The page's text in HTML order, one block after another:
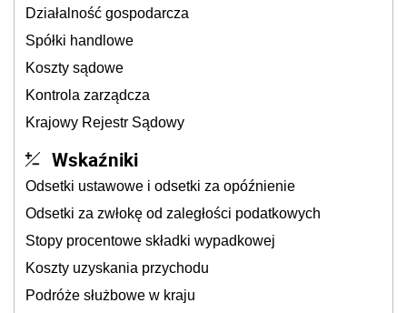
Działalność gospodarcza
Spółki handlowe
Koszty sądowe
Kontrola zarządcza
Krajowy Rejestr Sądowy
Wskaźniki
Odsetki ustawowe i odsetki za opóźnienie
Odsetki za zwłokę od zaległości podatkowych
Stopy procentowe składki wypadkowej
Koszty uzyskania przychodu
Podróże służbowe w kraju